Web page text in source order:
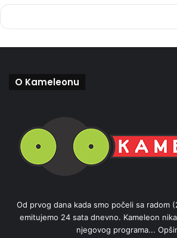
O Kameleonu
Od prvog dana kada smo počeli sa radom
emitujemo 24 sata dnevno. Kameleon
njegovog programa...